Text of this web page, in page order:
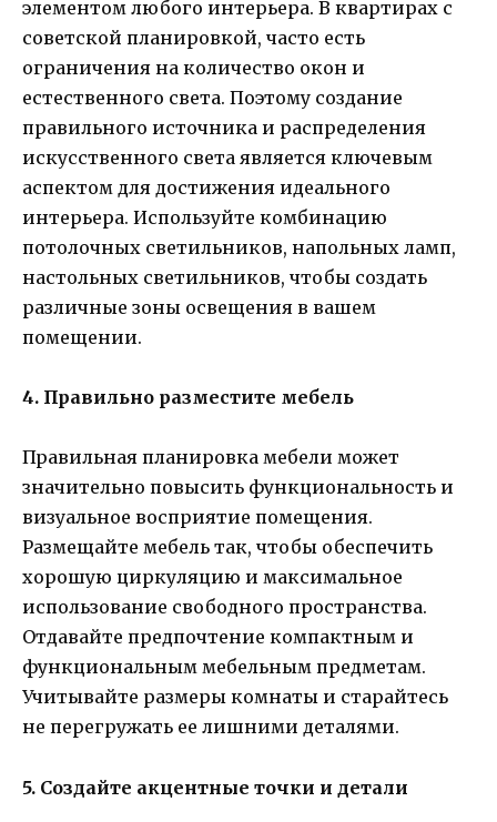
элементом любого интерьера. В квартирах с
советской планировкой, часто есть
ограничения на количество окон и
естественного света. Поэтому создание
правильного источника и распределения
искусственного света является ключевым
аспектом для достижения идеального
интерьера. Используйте комбинацию
потолочных светильников, напольных ламп,
настольных светильников, чтобы создать
различные зоны освещения в вашем
помещении.
4. Правильно разместите мебель
Правильная планировка мебели может
значительно повысить функциональность и
визуальное восприятие помещения.
Размещайте мебель так, чтобы обеспечить
хорошую циркуляцию и максимальное
использование свободного пространства.
Отдавайте предпочтение компактным и
функциональным мебельным предметам.
Учитывайте размеры комнаты и старайтесь
не перегружать ее лишними деталями.
5. Создайте акцентные точки и детали